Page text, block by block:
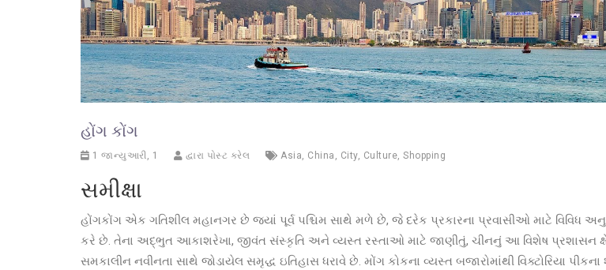
હોંગ કોંગ
1 જાન્યુઆરી, 1 દ્વારા પોસ્ટ કરેલ Asia, China , City, Culture, Shopping
સમીક્ષા
હોંગકોંગ એક ગતિશીલ મહાનગર છે જ્યાં પૂર્વ પશ્ચિમ સાથે મળે છે, જે દરેક પ્રકારના પ્રવાસીઓ માટે વિવિધ
કરે છે. તેના અદ્ભુત આકાશરેખા, જીવંત સંસ્કૃતિ અને વ્યસ્ત રસ્તાઓ માટે જાણીતું, ચીનનું આ વિશેષ પ્રશાસન
સમકાલીન નવીનતા સાથે જોડાયેલ સમૃદ્ધ ઇતિહાસ ધરાવે છે. મોંગ કોકના વ્યસ્ત બજારોમાંથી વિક્ટોરિયા પીકના